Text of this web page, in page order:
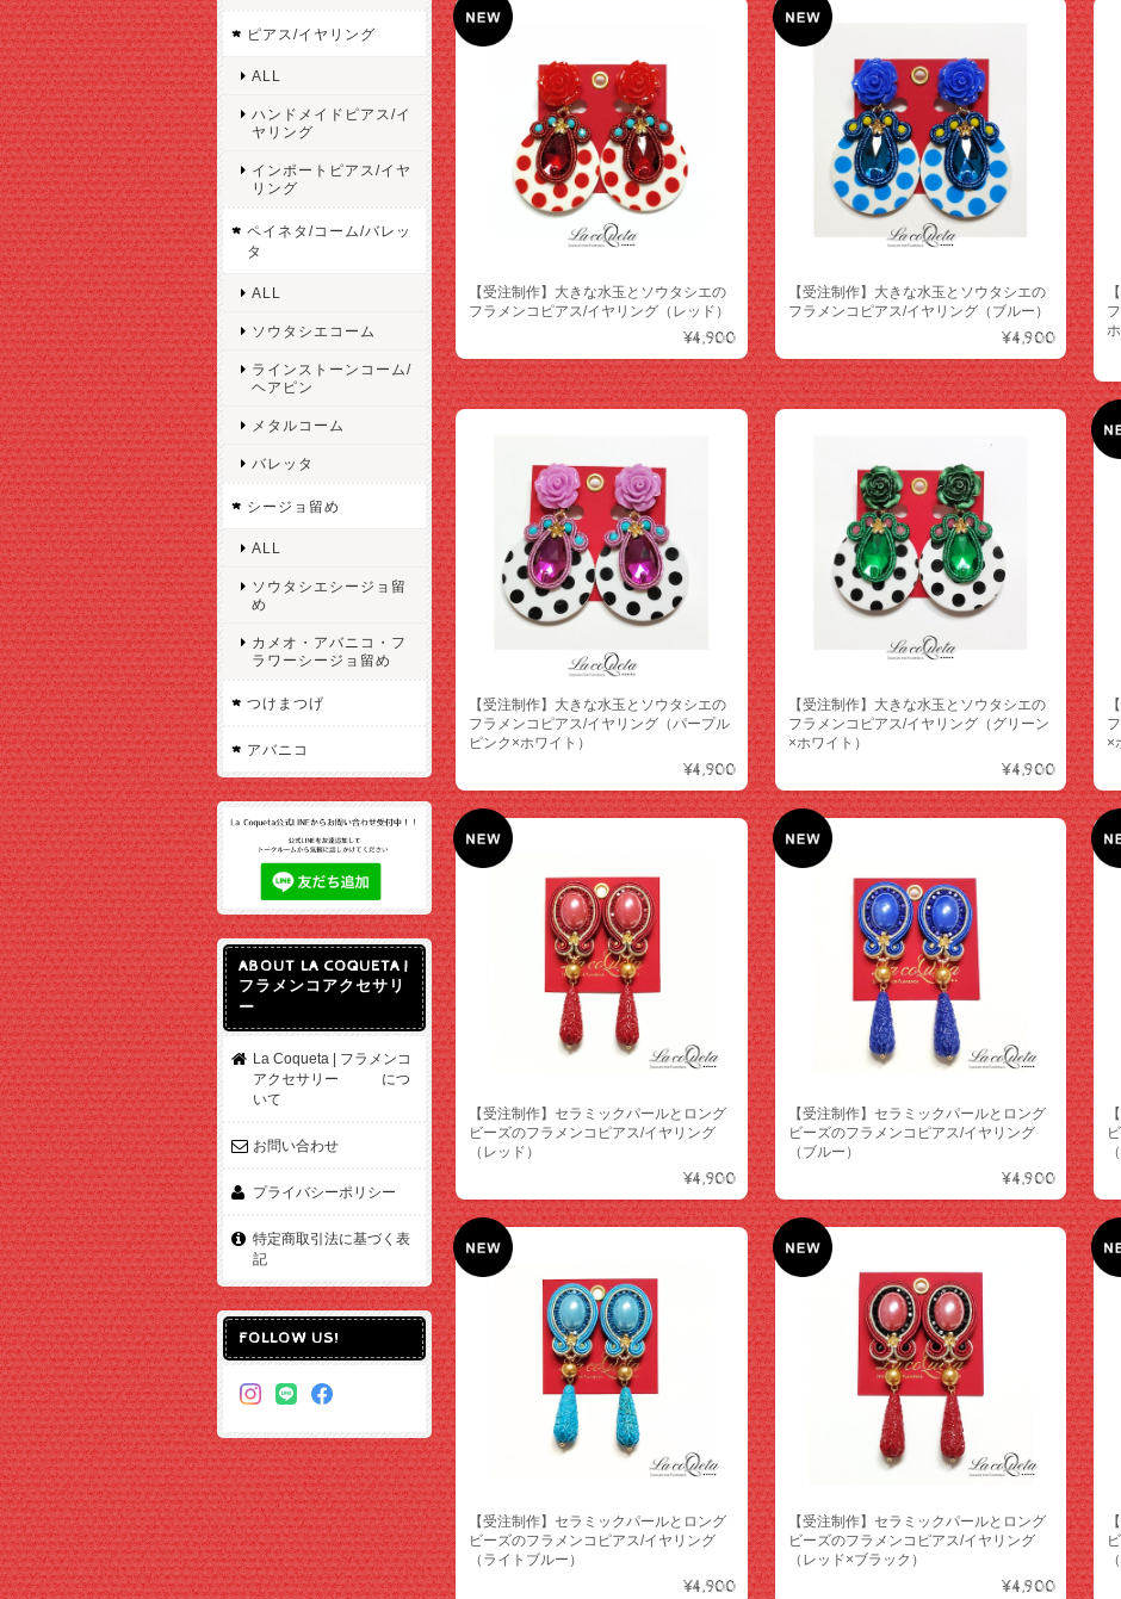
【受注制作】大きな水玉とソウタシエの
フラメンコピアス/イヤリング（レッド）
¥4,900
【受注制作】大きな水玉とソウタシエの
フラメンコピアス/イヤリング（ブルー）
¥4,900
【受注制作】大きな水玉とソウタシエの
フラメンコピアス/イヤリング（パープル
ピンク×ホワイト）
¥4,900
【受注制作】大きな水玉とソウタシエの
フラメンコピアス/イヤリング（グリーン
×ホワイト）
¥4,900
×
【受注制作】セラミックパールとロング
ビーズのフラメンコピアス/イヤリング
（レッド）
¥4,900
【受注制作】セラミックパールとロング
ビーズのフラメンコピアス/イヤリング
（ブルー）
¥4,900
【受注制作】セラミックパールとロング
ビーズのフラメンコピアス/イヤリング
（ライトブルー）
¥4,900
【受注制作】セラミックパールとロング
ビーズのフラメンコピアス/イヤリング
（レッド×ブラック）
¥4,900
ピアス/イヤリング
ALL
ハンドメイドピアス/イ
ヤリング
インポートピアス/イヤ
リング
ペイネタ/コーム/バレッ
タ
ALL
ソウタシエコーム
ラインストーンコーム/
ヘアピン
メタルコーム
バレッタ
シージョ留め
ALL
ソウタシエシージョ留
め
カメオ・アバニコ・フ
ラワーシージョ留め
つけまつげ
アバニコ
ABOUT LA COQUETA |
フラメンコアクセサリ
ー
La Coqueta | フラメンコ
アクセサリー につ
いて
お問い合わせ
プライバシーポリシー
特定商取引法に基づく表
記
FOLLOW US!